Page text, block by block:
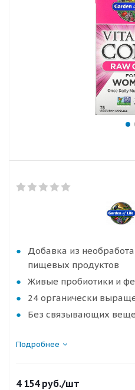
Добавка из
пищевых продуктов
Живые пробиотики и
24 органически
Без связывающих
Подробнее
4 154руб./шт